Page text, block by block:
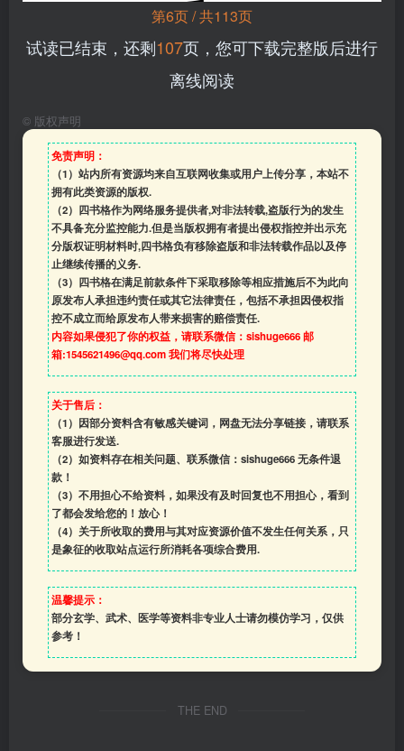
第6页 / 共113页
试读已结束，还剩107页，您可下载完整版后进行
离线阅读
© 版权声明
免责声明：
（1）站内所有资源均来自互联网收集或用户上传分享，本站不
拥有此类资源的版权.
（2）四书格作为网络服务提供者,对非法转载,盗版行为的发生
不具备充分监控能力.但是当版权拥有者提出侵权指控并出示充
分版权证明材料时,四书格负有移除盗版和非法转载作品以及停
止继续传播的义务.
（3）四书格在满足前款条件下采取移除等相应措施后不为此向
原发布人承担违约责任或其它法律责任，包括不承担因侵权指
控不成立而给原发布人带来损害的赔偿责任.
内容如果侵犯了你的权益，请联系微信：sishuge666 邮
箱:1545621496@qq.com 我们将尽快处理
关于售后：
（1）因部分资料含有敏感关键词，网盘无法分享链接，请联系
客服进行发送.
（2）如资料存在相关问题、联系微信：sishuge666 无条件退
款！
（3） 不用担心不给资料，如果没有及时回复也不用担心，看到
了都会发给您的！放心！
（4） 关于所收取的费用与其对应资源价值不发生任何关系，只
是象征的收取站点运行所消耗各项综合费用.
温馨提示：
部分玄学、武术、医学等资料非专业人士请勿模仿学习，仅供
参考！
THE END